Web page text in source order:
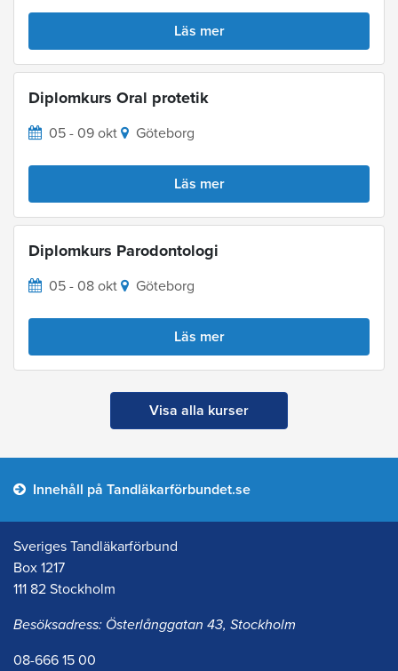
Läs mer
Diplomkurs Oral protetik
05 - 09 okt Göteborg
Läs mer
Diplomkurs Parodontologi
05 - 08 okt Göteborg
Läs mer
Visa alla kurser
Innehåll på Tandläkarförbundet.se
Sveriges Tandläkarförbund
Box 1217
111 82 Stockholm
Besöksadress: Österlånggatan 43, Stockholm
08-666 15 00